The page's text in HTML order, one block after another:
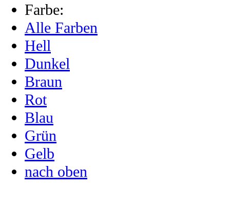
Farbe:
Alle Farben
Hell
Dunkel
Braun
Rot
Blau
Grün
Gelb
nach oben